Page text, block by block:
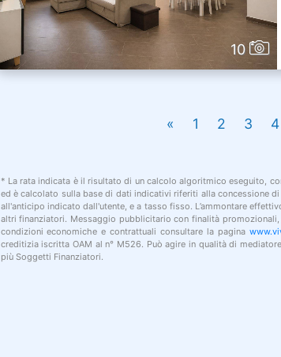
10
« 1 2 3 4
* La rata indicata è il risultato di un calcolo algoritmico eseguito,
ed è calcolato sulla base di dati indicativi riferiti alla concessione
all'anticipo indicato dall'utente, e a tasso fisso. L’ammontare
altri finanziatori. Messaggio pubblicitario con finalità
condizioni economiche e contrattuali consultare la pagina
creditizia iscritta OAM al n° M526. Può agire in qualità di
più Soggetti Finanziatori.